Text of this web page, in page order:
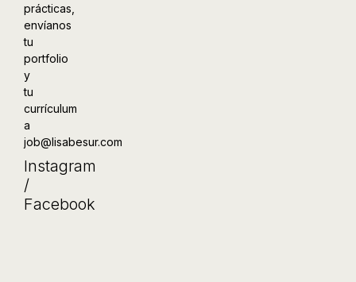
prácticas,
envíanos
tu
portfolio
y
tu
currículum
a
job@lisabesur.com
Instagram
/
Facebook